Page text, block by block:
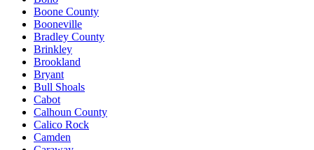
Boone County
Booneville
Bradley County
Brinkley
Brookland
Bryant
Bull Shoals
Cabot
Calhoun County
Calico Rock
Camden